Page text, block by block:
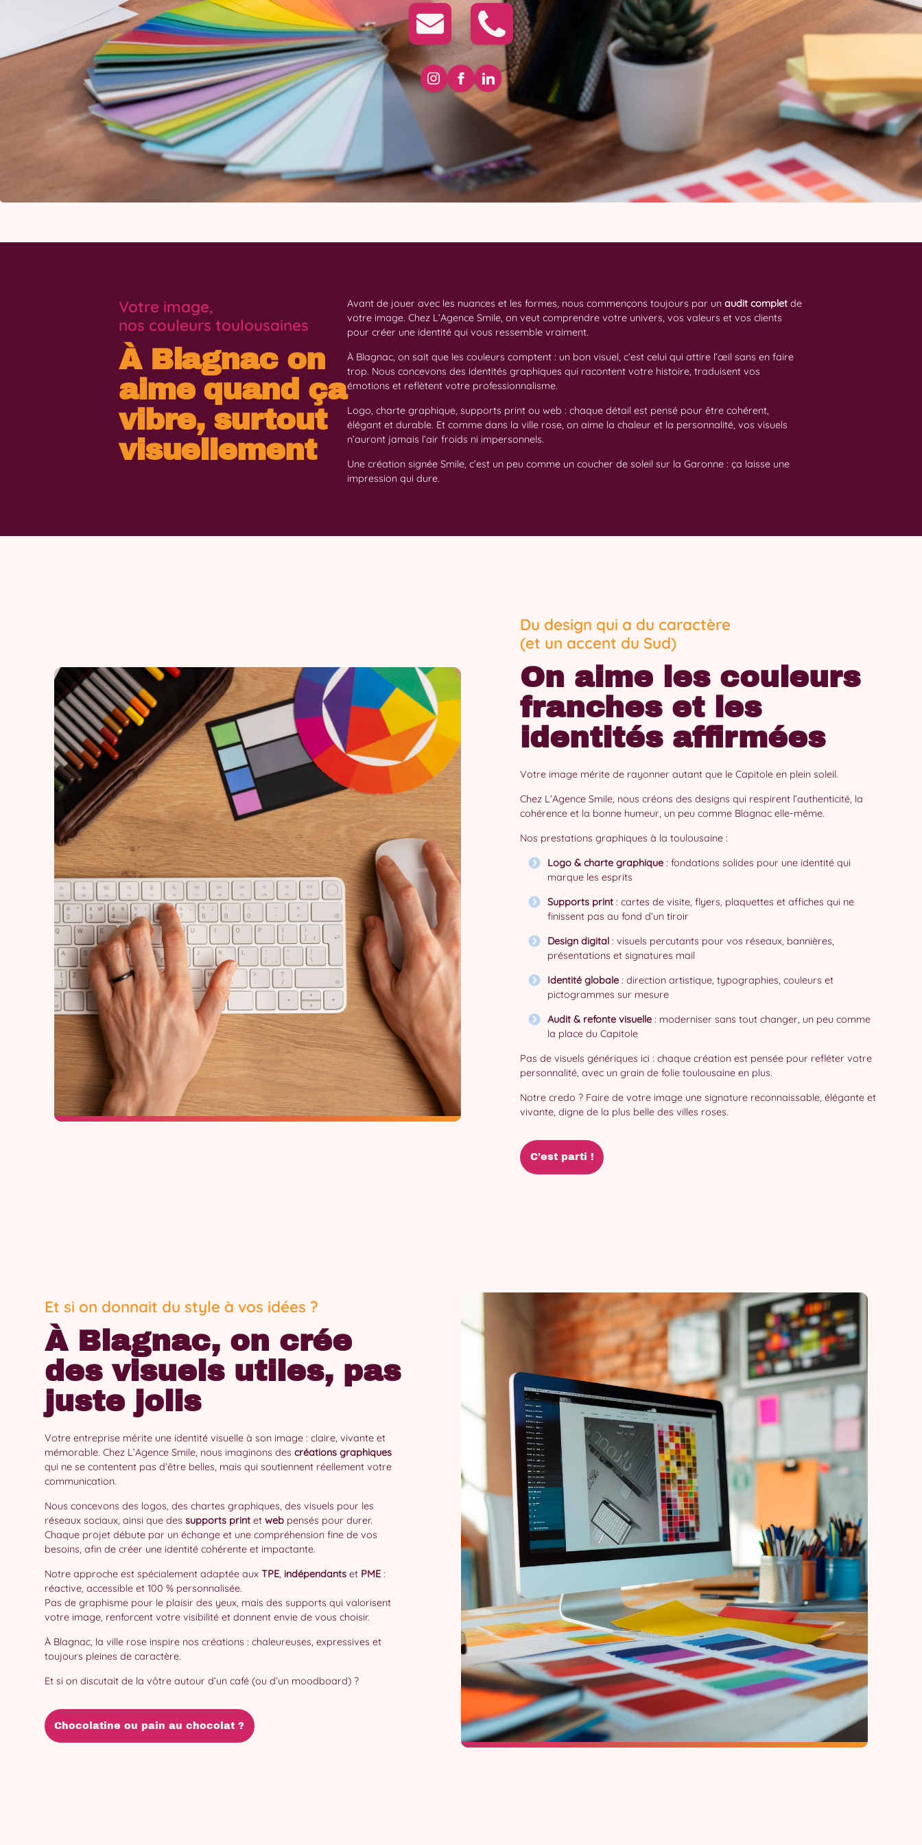
Votre image,
nos couleurs toulousaines
À Blagnac on
aime quand ça
vibre, surtout
visuellement
Avant de jouer avec les nuances et les formes, nous commençons toujours par un audit completde
votre image. Chez L’Agence Smile, on veut comprendre votre univers, vos valeurs et vos clients
pour créer une identité qui vous ressemble vraiment.
À Blagnac, on sait que les couleurs comptent : un bon visuel, c’est celui qui attire l’œil sans en faire
trop. Nous concevons des identités graphiques qui racontent votre histoire, traduisent vos
émotions et reflètent votre professionnalisme.
Logo, charte graphique, supports print ou web : chaque détail est pensé pour être cohérent,
élégant et durable. Et comme dans la ville rose, on aime la chaleur et la personnalité, vos visuels
n’auront jamais l’air froids ni impersonnels.
Une création signée Smile, c’est un peu comme un coucher de soleil sur la Garonne : ça laisse une
impression qui dure.
Du design qui a du caractère
(et un accent du Sud)
On aime les couleurs
franches et les
identités affirmées
Votre image mérite de rayonner autant que le Capitole en plein soleil.
Chez L’Agence Smile, nous créons des designs qui respirent l’authenticité, la
cohérence et la bonne humeur, un peu comme Blagnac elle-même.
Nos prestations graphiques à la toulousaine :
Logo & charte graphique : fondations solides pour une identité qui
marque les esprits
Supports print : cartes de visite, flyers, plaquettes et affiches qui ne
finissent pas au fond d’un tiroir
Design digital : visuels percutants pour vos réseaux, bannières,
présentations et signatures mail
Identité globale : direction artistique, typographies, couleurs et
pictogrammes sur mesure
Audit & refonte visuelle : moderniser sans tout changer, un peu comme
la place du Capitole
Pas de visuels génériques ici : chaque création est pensée pour refléter votre
personnalité, avec un grain de folie toulousaine en plus.
Notre credo ? Faire de votre image une signature reconnaissable, élégante et
vivante, digne de la plus belle des villes roses.
C’est parti !
Et si on donnait du style à vos idées ?
À Blagnac, on crée
des visuels utiles, pas
juste jolis
Votre entreprise mérite une identité visuelle à son image : claire, vivante et
mémorable. Chez L’Agence Smile, nous imaginons des créations graphiques
qui ne se contentent pas d’être belles, mais qui soutiennent réellement votre
communication.
Nous concevons des logos, des chartes graphiques, des visuels pour les
réseaux sociaux, ainsi que des supports printet webpensés pour durer.
Chaque projet débute par un échange et une compréhension fine de vos
besoins, afin de créer une identité cohérente et impactante.
Notre approche est spécialement adaptée aux TPE, indépendantset PME:
réactive, accessible et 100 % personnalisée.
Pas de graphisme pour le plaisir des yeux, mais des supports qui valorisent
votre image, renforcent votre visibilité et donnent envie de vous choisir.
À Blagnac, la ville rose inspire nos créations : chaleureuses, expressives et
toujours pleines de caractère.
Et si on discutait de la vôtre autour d’un café (ou d’un moodboard) ?
Chocolatine ou pain au chocolat ?